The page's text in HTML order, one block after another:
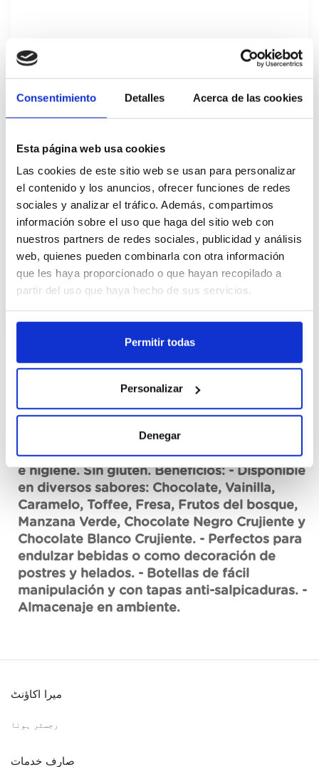
Consentimiento Detalles Acerca de las cookies
Esta página web usa cookies
Las cookies de este sitio web se usan para personalizar
el contenido y los anuncios, ofrecer funciones de redes
sociales y analizar el tráfico. Además, compartimos
información sobre el uso que haga del sitio web con
nuestros partners de redes sociales, publicidad y análisis
web, quienes pueden combinarla con otra información
que les haya proporcionado o que hayan recopilado a
partir del uso que haya hecho de sus servicios.
Permitir todas
Personalizar
Denegar
11809801
Unid.
رجسٹر ہونا
عدم دستیاب، ابھی فرمائش کریں
ڈیٹا شیٹ دیکھیں
تصریح
personal en la decoración de tus helados y
postres. Su formato es en botella para un uso
profesional, permitiendo control de cantidad
e higiene. Sin gluten. Beneficios: - Disponible
en diversos sabores: Chocolate, Vainilla,
Caramelo, Toffee, Fresa, Frutos del bosque,
Manzana Verde, Chocolate Negro Crujiente y
Chocolate Blanco Crujiente. - Perfectos para
endulzar bebidas o como decoración de
postres y helados. - Botellas de fácil
manipulación y con tapas anti-salpicaduras. -
Almacenaje en ambiente.
میرا اکاؤنٹ
رجسٹر ہونا
صارف خدمات